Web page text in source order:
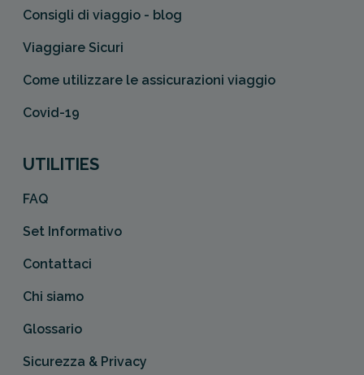
Consigli di viaggio - blog
Viaggiare Sicuri
Come utilizzare le assicurazioni viaggio
Covid-19
UTILITIES
FAQ
Set Informativo
Contattaci
Chi siamo
Glossario
Sicurezza & Privacy